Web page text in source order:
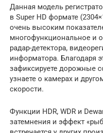
Данная модель
в Super HD формате
очень высоким
многофункциональное и
радар-детектора,
информатора. Благодаря
зафиксируете дорожные
узнаете о камерах и
скорости.
Функции HDR, WDR и
затемнения и эффект